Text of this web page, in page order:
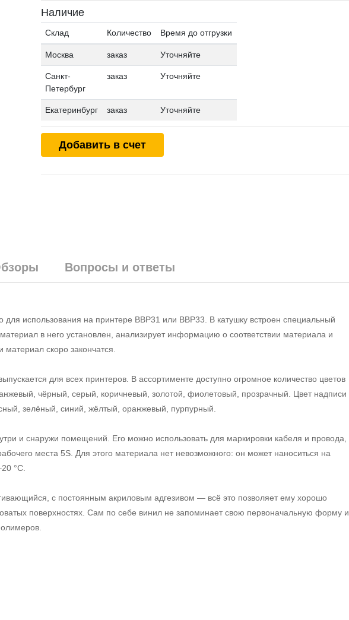
Наличие
Склад Количество Время до отгрузки
Москва заказ Уточняйте
Санкт-
Петербург
заказ Уточняйте
Екатеринбург заказ Уточняйте
Добавить в счет
Вопросы и ответы
использования на принтере BBP31 или BBP33. В катушку встроен специальный
в него установлен, анализирует информацию о соответствии материала и
скоро закончатся.
для всех принтеров. В ассортименте доступно огромное количество цветов
чёрный, серый, коричневый, золотой, фиолетовый, прозрачный. Цвет надписи
зелёный, синий, жёлтый, оранжевый, пурпурный.
и снаружи помещений. Его можно использовать для маркировки кабеля и провода,
места 5S. Для этого материала нет невозможного: он может наноситься на
°С.
с постоянным акриловым адгезивом — всё это позволяет ему хорошо
поверхностях. Сам по себе винил не запоминает свою первоначальную форму и